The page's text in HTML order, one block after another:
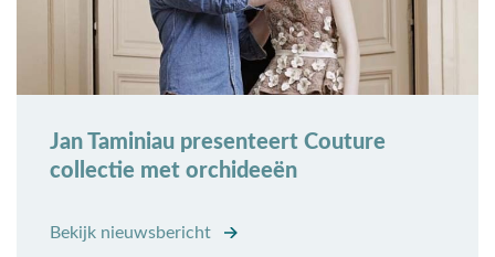
Jan Taminiau presenteert Couture
collectie met orchideeën
Bekijk nieuwsbericht